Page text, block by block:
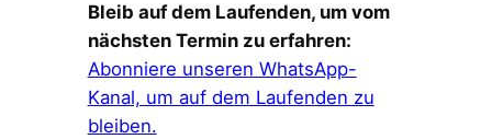
Bleib auf dem Laufenden, um vom
nächsten Termin zu erfahren:
Abonniere unseren WhatsApp-
Kanal, um auf dem Laufenden zu
bleiben.